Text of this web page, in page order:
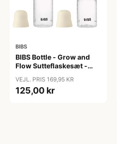
BIBS
BIBS Bottle - Grow and
Flow Sutteflaskesæt -
Naturgummi/Rund -
150ml/270ml - 2-Pak -
VEJL. PRIS 169,95 KR
125,00 kr